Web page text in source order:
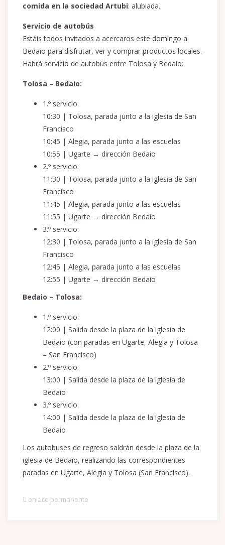
comida en la sociedad Artubi: alubiada.
Servicio de autobús
Estáis todos invitados a acercaros este domingo a
Bedaio para disfrutar, ver y comprar productos locales.
Habrá servicio de autobús entre Tolosa y Bedaio:
Tolosa – Bedaio:
1.º servicio:
10:30 | Tolosa, parada junto a la iglesia de San
Francisco
10:45 | Alegia, parada junto a las escuelas
10:55 | Ugarte → dirección Bedaio
2.º servicio:
11:30 | Tolosa, parada junto a la iglesia de San
Francisco
11:45 | Alegia, parada junto a las escuelas
11:55 | Ugarte → dirección Bedaio
3.º servicio:
12:30 | Tolosa, parada junto a la iglesia de San
Francisco
12:45 | Alegia, parada junto a las escuelas
12:55 | Ugarte → dirección Bedaio
Bedaio – Tolosa:
1.º servicio:
12:00 | Salida desde la plaza de la iglesia de
Bedaio (con paradas en Ugarte, Alegia y Tolosa
– San Francisco)
2.º servicio:
13:00 | Salida desde la plaza de la iglesia de
Bedaio
3.º servicio:
14:00 | Salida desde la plaza de la iglesia de
Bedaio
Los autobuses de regreso saldrán desde la plaza de la
iglesia de Bedaio, realizando las correspondientes
paradas en Ugarte, Alegia y Tolosa (San Francisco).
enlace permanente